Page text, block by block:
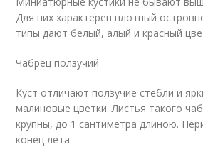
Для них характерен плотный
типы дают белый, алый и красный
Чабрец ползучий
Куст отличают ползучие стебли и
малиновые цветки. Листья такого
крупны, до 1 сантиметра длиною.
конец лета.